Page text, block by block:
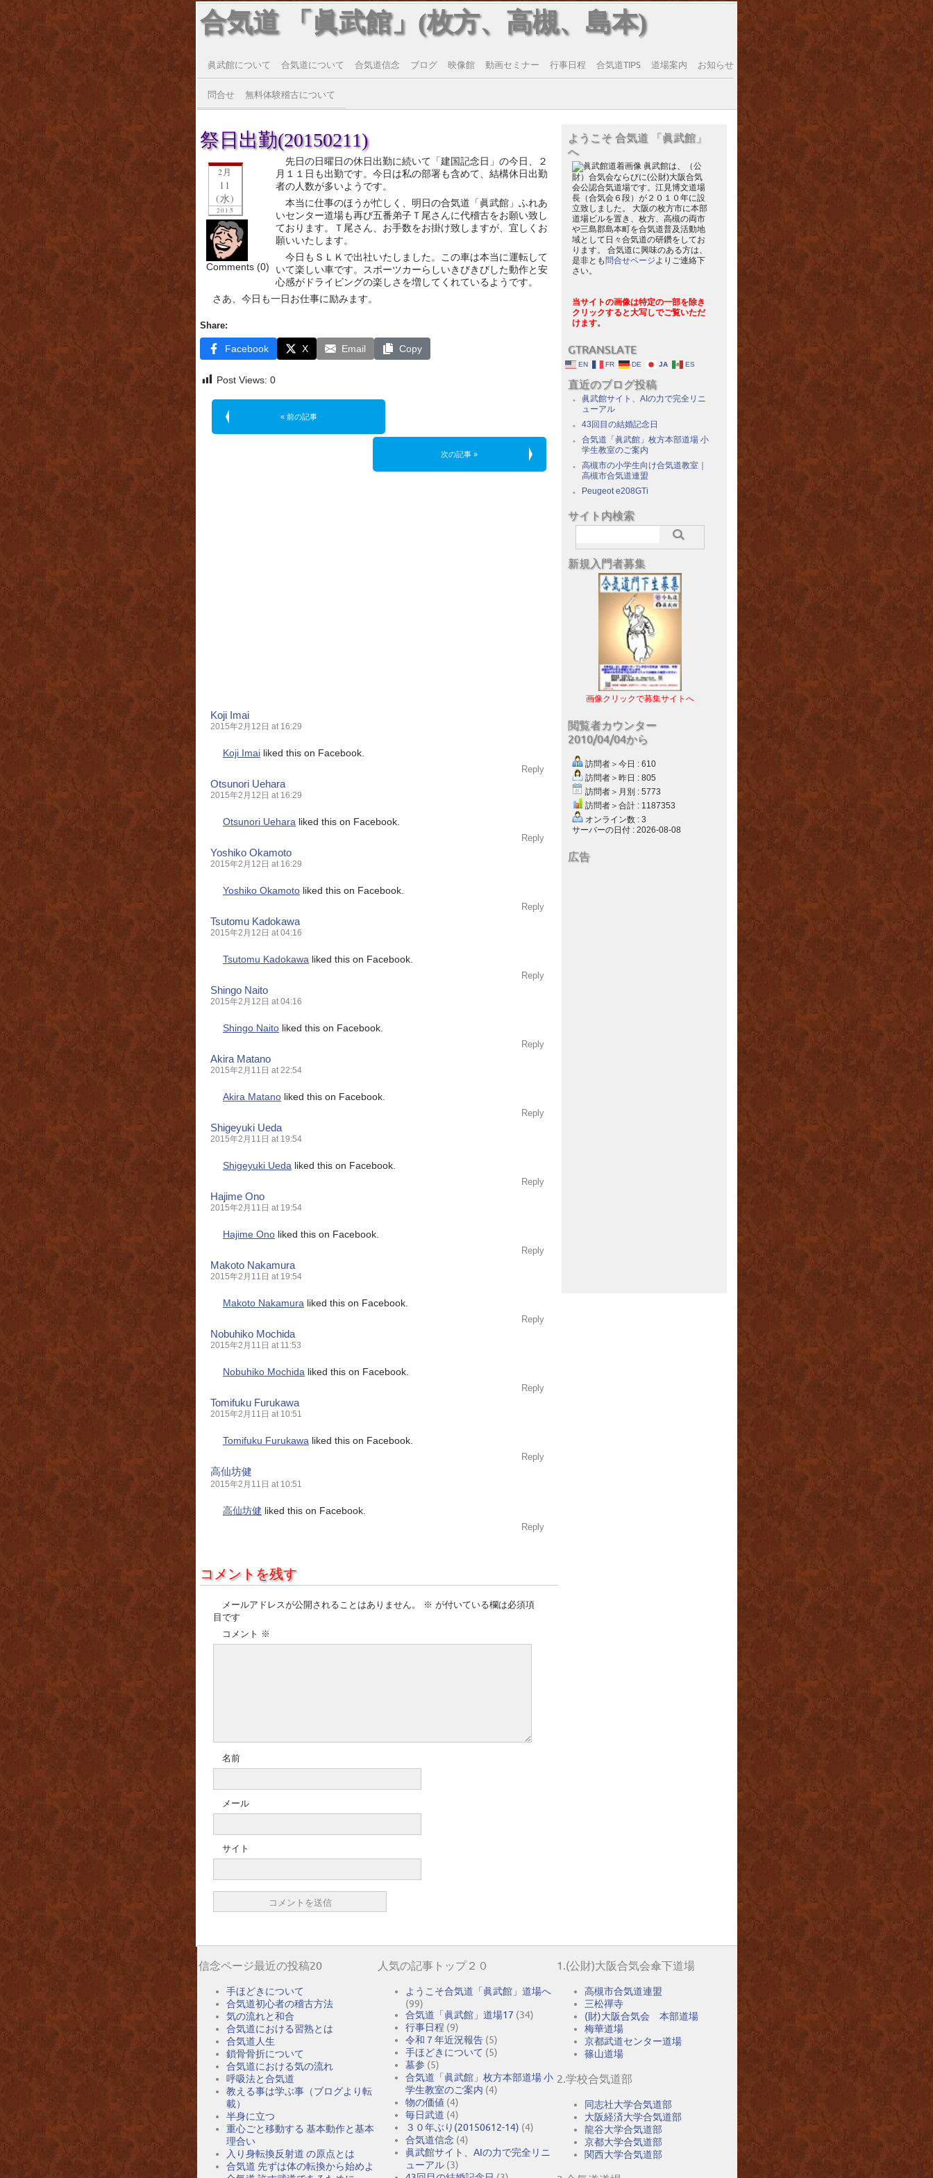
合気道 「眞武館」(枚方、高槻、島本)
眞武館について 合気道について 合気道信念 ブログ 映像館 動画セミナー 行事日程 合気道TIPS 道場案内 お知らせ
問合せ 無料体験稽古について
祭日出勤(20150211)
2月
11
(水)
2015
Comments (0)
先日の日曜日の休日出勤に続いて「建国記念日」の今日、２
月１１日も出勤です。今日は私の部署も含めて、結構休日出勤
者の人数が多いようです。
本当に仕事のほうが忙しく、明日の合気道「眞武館」ふれあ
いセンター道場も再び五番弟子Ｔ尾さんに代稽古をお願い致し
ております。Ｔ尾さん、お手数をお掛け致しますが、宜しくお
願いいたします。
今日もＳＬＫで出社いたしました。この車は本当に運転して
いて楽しい車です。スポーツカーらしいきびきびした動作と安
心感がドライビングの楽しさを増してくれているようです。
さあ、今日も一日お仕事に励みます。
Share:
Facebook X Email Copy
Post Views: 0
« 前の記事
次の記事 »
Koji Imai
2015年2月12日 at 16:29
Koji Imai liked this on Facebook.
Reply
Otsunori Uehara
2015年2月12日 at 16:29
Otsunori Uehara liked this on Facebook.
Reply
Yoshiko Okamoto
2015年2月12日 at 16:29
Yoshiko Okamoto liked this on Facebook.
Reply
Tsutomu Kadokawa
2015年2月12日 at 04:16
Tsutomu Kadokawa liked this on Facebook.
Reply
Shingo Naito
2015年2月12日 at 04:16
Shingo Naito liked this on Facebook.
Reply
Akira Matano
2015年2月11日 at 22:54
Akira Matano liked this on Facebook.
Reply
Shigeyuki Ueda
2015年2月11日 at 19:54
Shigeyuki Ueda liked this on Facebook.
Reply
Hajime Ono
2015年2月11日 at 19:54
Hajime Ono liked this on Facebook.
Reply
Makoto Nakamura
2015年2月11日 at 19:54
Makoto Nakamura liked this on Facebook.
Reply
Nobuhiko Mochida
2015年2月11日 at 11:53
Nobuhiko Mochida liked this on Facebook.
Reply
Tomifuku Furukawa
2015年2月11日 at 10:51
Tomifuku Furukawa liked this on Facebook.
Reply
高仙坊健
2015年2月11日 at 10:51
高仙坊健 liked this on Facebook.
Reply
コメントを残す
メールアドレスが公開されることはありません。 ※ が付いている欄は必須項
目です
コメント ※
名前
メール
サイト
ようこそ 合気道 「眞武館」
へ
眞武館は、（公
財）合気会ならびに(公財)大阪合気
会公認合気道場です。江見博文道場
長（合気会６段）が２０１０年に設
立致しました。 大阪の枚方市に本部
道場ビルを置き、枚方、高槻の両市
や三島郡島本町を合気道普及活動地
域として日々合気道の研鑽をしてお
ります。 合気道に興味のある方は、
是非とも 問合せページよりご連絡下
さい。
当サイトの画像は特定の一部を除き
クリックすると大写しでご覧いただ
けます。
GTRANSLATE
EN FR DE JA ES
直近のブログ投稿
眞武館サイト、AIの力で完全リニ
ューアル
43回目の結婚記念日
合気道「眞武館」枚方本部道場 小
学生教室のご案内
高槻市の小学生向け合気道教室｜
高槻市合気道連盟
Peugeot e208GTi
サイト内検索
新規入門者募集
画像クリックで募集サイトへ
閲覧者カウンター
2010/04/04から
訪問者＞今日 : 610
訪問者＞昨日 : 805
訪問者＞月別 : 5773
訪問者＞合計 : 1187353
オンライン数 : 3
サーバーの日付 : 2026-08-08
広告
信念ページ最近の投稿20
手ほどきについて
合気道初心者の稽古方法
気の流れと和合
合気道における習熟とは
合気道人生
鎖骨骨折について
合気道における気の流れ
呼吸法と合気道
教える事は学ぶ事（ブログより転
載）
半身に立つ
重心ごと移動する 基本動作と基本
理合い
入り身転換反射道 の原点とは
合気道 先ずは体の転換から始めよ
人気の記事トップ２０
ようこそ合気道「眞武館」道場へ
(99)
合気道「眞武館」道場17 (34)
行事日程 (9)
令和７年近況報告 (5)
手ほどきについて (5)
墓参 (5)
合気道「眞武館」枚方本部道場 小
学生教室のご案内 (4)
物の価値 (4)
毎日武道 (4)
３０年ぶり(20150612-14) (4)
合気道信念 (4)
眞武館サイト、AIの力で完全リニ
ューアル (3)
1.(公財)大阪合気会傘下道場
高槻市合気道連盟
三松禪寺
(財)大阪合気会 本部道場
梅華道場
京都武道センター道場
篠山道場
2.学校合気道部
同志社大学合気道部
大阪経済大学合気道部
龍谷大学合気道部
京都大学合気道部
関西大学合気道部